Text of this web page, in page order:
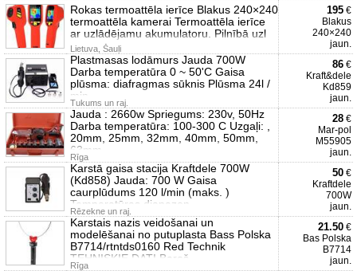
Rokas termoattēla ierīce Blakus 240×240
termoattēla kamerai Termoattēla ierīce
ar uzlādējamu akumulatoru. Pilnībā uzl
Lietuva, Šauļi
195 €
Blakus
240×240
jaun.
Plastmasas lodāmurs Jauda 700W
Darba temperatūra 0 ~ 50'C Gaisa
plūsma: diafragmas sūknis Plūsma 24l /
min
Tukums un raj.
86 €
Kraft&dele
Kd859
jaun.
Jauda : 2660w Spriegums: 230v, 50Hz
Darba temperatūra: 100-300 C Uzgaļi: ,
20mm, 25mm, 32mm, 40mm, 50mm,
63mm
Rīga
28 €
Mar-pol
M55905
jaun.
Karstā gaisa stacija Kraftdele 700W
(Kd858) Jauda: 700 W Gaisa
caurplūdums 120 l/min (maks. )
Temperatūras diapazon
Rēzekne un raj.
50 €
Kraftdele
700W
jaun.
Karstais nazis veidošanai un
modelēšanai no putuplasta Bass Polska
B7714/rtntds0160 Red Technik
TEHNISKIE DATI Baroš
Rīga
21.50 €
Bas Polska
B7714
jaun.